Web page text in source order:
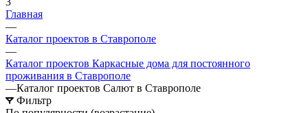
Главная
—
Каталог проектов в Ставрополе
—
Каталог проектов Каркасные дома для постоянного
проживания в Ставрополе
—Каталог проектов Салют в Ставрополе
Фильтр